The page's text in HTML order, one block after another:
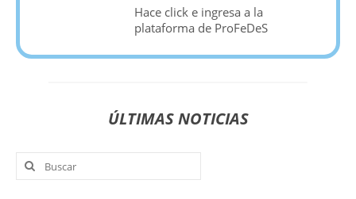
Hace click e ingresa a la
plataforma de ProFeDeS
ÚLTIMAS NOTICIAS
Buscar
por: